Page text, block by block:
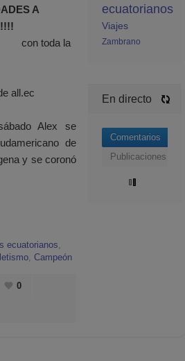
A
la
all.ec
Alex se
de
y se coronó
ecuatorianos,
, Campeón
0
ecuatorianos
Viajes
Zambrano
En directo
Comentarios
Publicaciones